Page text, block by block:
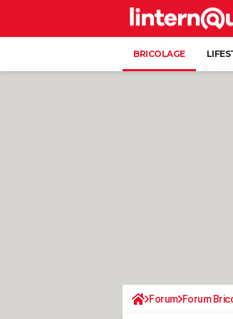
BRICOLAGE
Forum Forum